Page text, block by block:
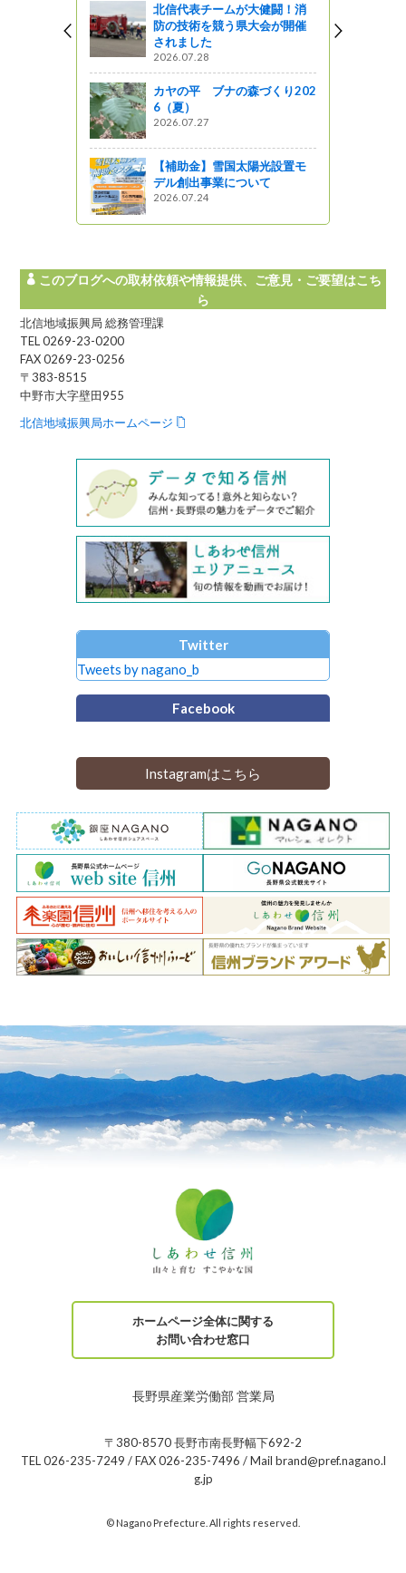
北信代表チームが大健闘！消
防の技術を競う県大会が開催
されました
2026.07.28
カヤの平 ブナの森づくり202
6（夏）
2026.07.27
【補助金】雪国太陽光設置モ
デル創出事業について
2026.07.24
このブログへの取材依頼や情報提供、ご意見・ご要望はこち
ら
北信地域振興局 総務管理課
TEL 0269-23-0200
FAX 0269-23-0256
〒383-8515
中野市大字壁田955
北信地域振興局ホームページ
Twitter
Tweets by nagano_b
Facebook
Instagramはこちら
ホームページ全体に関する
お問い合わせ窓口
長野県産業労働部 営業局
〒380-8570 長野市南長野幅下692-2
TEL 026-235-7249 / FAX 026-235-7496 / Mail brand@pref.nagano.l
g.jp
© Nagano Prefecture. All rights reserved.